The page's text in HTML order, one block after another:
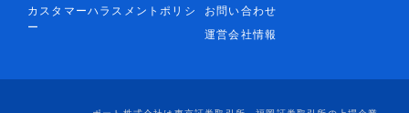
カスタマーハラスメントポリシ
ー
お問い合わせ
運営会社情報